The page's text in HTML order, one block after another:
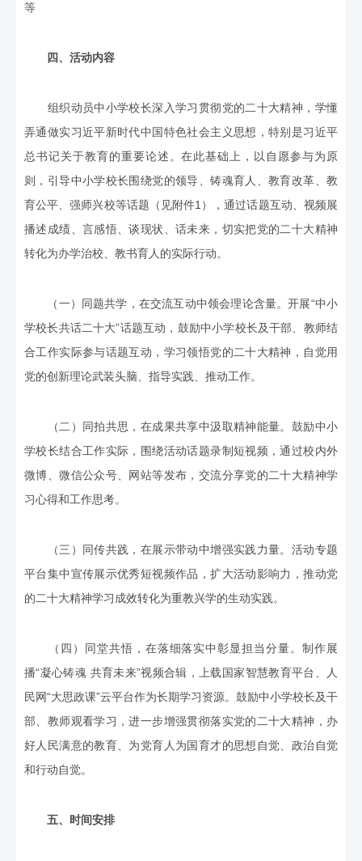
等
四、活动内容
组织动员中小学校长深入学习贯彻党的二十大精神，学懂
弄通做实习近平新时代中国特色社会主义思想，特别是习近平
总书记关于教育的重要论述。在此基础上，以自愿参与为原
则，引导中小学校长围绕党的领导、铸魂育人、教育改革、教
育公平、强师兴校等话题（见附件1），通过话题互动、视频展
播述成绩、言感悟、谈现状、话未来，切实把党的二十大精神
转化为办学治校、教书育人的实际行动。
（一）同题共学，在交流互动中领会理论含量。开展“中小
学校长共话二十大”话题互动，鼓励中小学校长及干部、教师结
合工作实际参与话题互动，学习领悟党的二十大精神，自觉用
党的创新理论武装头脑、指导实践、推动工作。
（二）同拍共思，在成果共享中汲取精神能量。鼓励中小
学校长结合工作实际，围绕活动话题录制短视频，通过校内外
微博、微信公众号、网站等发布，交流分享党的二十大精神学
习心得和工作思考。
（三）同传共践，在展示带动中增强实践力量。活动专题
平台集中宣传展示优秀短视频作品，扩大活动影响力，推动党
的二十大精神学习成效转化为重教兴学的生动实践。
（四）同堂共悟，在落细落实中彰显担当分量。制作展
播“凝心铸魂 共育未来”视频合辑，上载国家智慧教育平台、人
民网“大思政课”云平台作为长期学习资源。鼓励中小学校长及干
部、教师观看学习，进一步增强贯彻落实党的二十大精神，办
好人民满意的教育、为党育人为国育才的思想自觉、政治自觉
和行动自觉。
五、时间安排